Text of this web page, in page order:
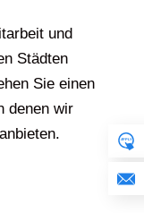
und
Städten
Sie einen
denen wir